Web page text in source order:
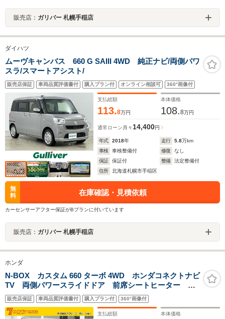
販売店： ガリバー 札幌手稲店
ダイハツ
ムーヴキャンバス 660 G SAIII 4WD 純正ナビ/両側パワ
スラ/スマートアシスト/
販売店保証 車両品質評価書付 購入プラン付 オンライン相談可 360°画像付
支払総額
113.8万円
本体価格
108.8万円
通常ローン 月々14,400円
年式 2018年 走行 5.8万km
車検
車検整備付 修復
なし
保証
保証付 整備
法定整備付
住所
北海道札幌市手稲区
無
料
在庫確認・見積依頼
カーセンサーアフター保証がBプランに付いています
販売店： ガリバー 札幌手稲店
ホンダ
N-BOX カスタム 660 ターボ 4WD ホンダコネクトナビ
TV 両側パワースライドドア 前席シートヒーター
LEDフォグライト ホンダセンシング パドルシフト
渋滞追従機能付アダプティブクルーズコントロール パ
ーキングセンサー
販売店保証 車両品質評価書付 購入プラン付 360°画像付
支払総額 本体価格